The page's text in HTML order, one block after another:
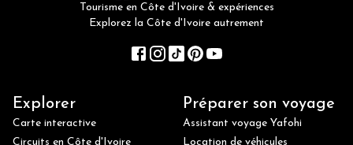
Tourisme en Côte d'Ivoire & expériences
Explorez la Côte d'Ivoire autrement
Explorer
Carte interactive
Circuits en Côte d'Ivoire
Préparer son voyage
Assistant voyage Yafohi
Location de véhicules